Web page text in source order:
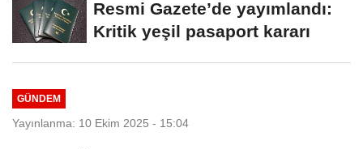
Resmi Gazete’de yayımlandı:
Kritik yeşil pasaport kararı
GÜNDEM
Yayınlanma: 10 Ekim 2025 - 15:04